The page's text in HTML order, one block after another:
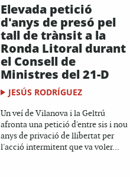
Elevada petició
d'anys de presó pel
tall de trànsit a la
Ronda Litoral durant
el Consell de
Ministres del 21-D
JESÚS RODRÍGUEZ
Un veí de Vilanova i la Geltrú
afronta una petició d'entre sis i nou
anys de privació de llibertat per
l'acció intermitent que va voler...